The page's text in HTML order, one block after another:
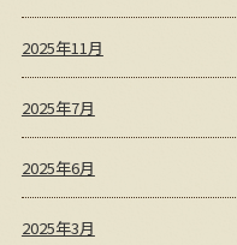
2025年11月
2025年7月
2025年6月
2025年3月